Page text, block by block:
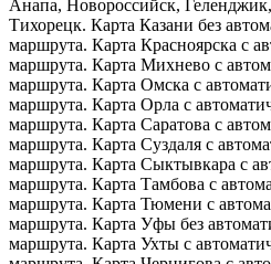
Анапа, Новороссийск,
Тихорецк. Карта Казани без
маршрута. Карта Красноярска с
маршрута. Карта Михнево с
маршрута. Карта Омска с
маршрута. Карта Орла с
маршрута. Карта Саратова с
маршрута. Карта Суздаля с
маршрута. Карта Сыктывкара с
маршрута. Карта Тамбова с
маршрута. Карта Тюмени с
маршрута. Карта Уфы без
маршрута. Карта Ухты с